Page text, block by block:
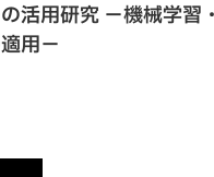
活用研究 －機械学習
用－